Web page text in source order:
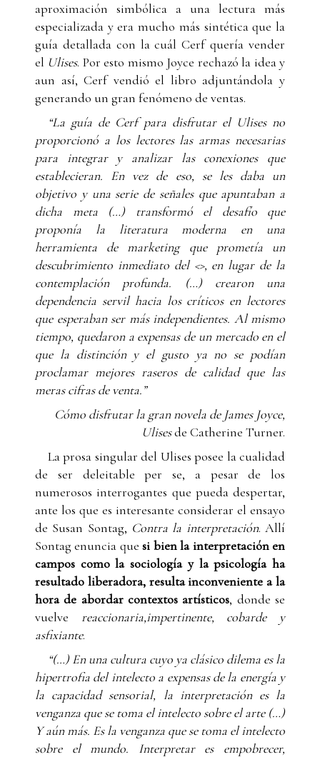
aproximación simbólica a una lectura más
especializada y era mucho más sintética que la
guía detallada con la cuál Cerf quería vender
el Ulises. Por esto mismo Joyce rechazó la idea y
aun así, Cerf vendió el libro adjuntándola y
generando un gran fenómeno de ventas.
“La guía de Cerf para disfrutar el Ulises no
proporcionó a los lectores las armas necesarias
para integrar y analizar las conexiones que
establecieran. En vez de eso, se les daba un
objetivo y una serie de señales que apuntaban a
dicha meta (…) transformó el desafío que
proponía la literatura moderna en una
herramienta de marketing que prometía un
descubrimiento inmediato del <>, en lugar de la
contemplación profunda. (…) crearon una
dependencia servil hacia los críticos en lectores
que esperaban ser más independientes. Al mismo
tiempo, quedaron a expensas de un mercado en el
que la distinción y el gusto ya no se podían
proclamar mejores raseros de calidad que las
meras cifras de venta.”
Cómo disfrutar la gran novela de James Joyce,
Ulisesde Catherine Turner.
La prosa singular del Ulises posee la cualidad
de ser deleitable per se, a pesar de los
numerosos interrogantes que pueda despertar,
ante los que es interesante considerar el ensayo
de Susan Sontag, Contra la interpretación. Allí
Sontag enuncia quesi bien la interpretación en
campos como la sociología y la psicología ha
resultado liberadora, resulta inconveniente a la
hora de abordar contextos artísticos, donde se
vuelve reaccionaria,impertinente, cobarde y
asfixiante.
“(…) En una cultura cuyo ya clásico dilema es la
hipertrofia del intelecto a expensas de la energía y
la capacidad sensorial, la interpretación es la
venganza que se toma el intelecto sobre el arte (…)
Y aún más. Es la venganza que se toma el intelecto
sobre el mundo. Interpretar es empobrecer,